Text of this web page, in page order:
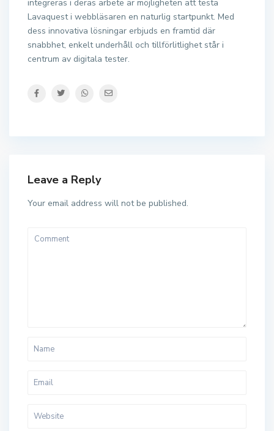
integreras i deras arbete är möjligheten att testa
Lavaquest i webbläsaren en naturlig startpunkt. Med
dess innovativa lösningar erbjuds en framtid där
snabbhet, enkelt underhåll och tillförlitlighet står i
centrum av digitala tester.
Leave a Reply
Your email address will not be published.